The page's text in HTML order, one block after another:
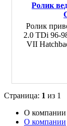
Ролик
Ролик
2.0 TDi 96-
VII
Страница: 1 из 1
О компании
О компании